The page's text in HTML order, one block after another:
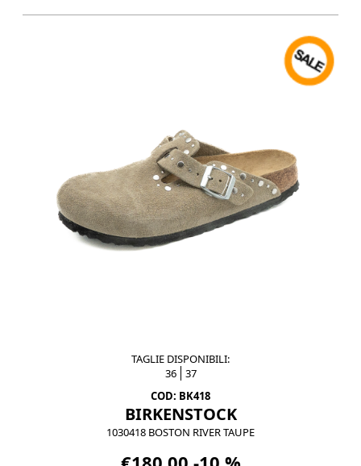
TAGLIE DISPONIBILI:
36
37
COD: BK418
BIRKENSTOCK
1030418 BOSTON RIVER TAUPE